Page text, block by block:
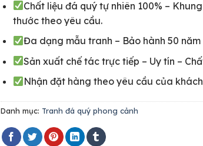
Chất liệu đá quý tự nhiên 100% –
thước theo yêu cầu.
Đa dạng mẫu tranh – Bảo hành 50
Sản xuất chế tác trực tiếp – Uy tín –
Nhận đặt hàng theo yêu cầu của
Danh mục: Tranh đá quý phong cảnh